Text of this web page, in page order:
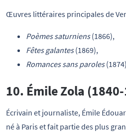
Œuvres littéraires principales de
Poèmes saturniens(1866),
Fêtes galantes(1869),
Romances sans paroles
10. Émile Zola
Écrivain et journaliste, Émile
né à Paris et fait partie des plus